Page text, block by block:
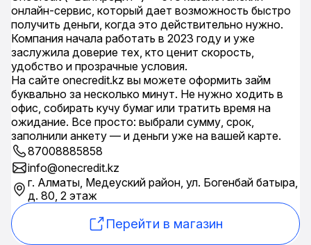
онлайн-сервис, который дает возможность быстро
получить деньги, когда это действительно нужно.
Компания начала работать в 2023 году и уже
заслужила доверие тех, кто ценит скорость,
удобство и прозрачные условия.
На сайте onecredit.kz вы можете оформить займ
буквально за несколько минут. Не нужно ходить в
офис, собирать кучу бумаг или тратить время на
ожидание. Все просто: выбрали сумму, срок,
заполнили анкету — и деньги уже на вашей карте.
87008885858
info@onecredit.kz
г. Алматы, Медеуский район, ул. Богенбай батыра,
д. 80, 2 этаж
Перейти в магазин